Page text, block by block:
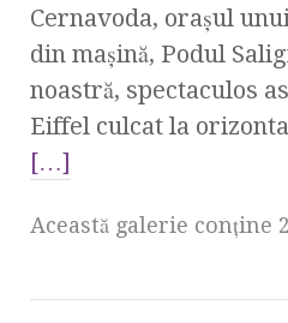
Cernavoda, oraşul
din maşină, Podul
noastră, spectaculos
Eiffel culcat la
[…]
Această galerie conţine